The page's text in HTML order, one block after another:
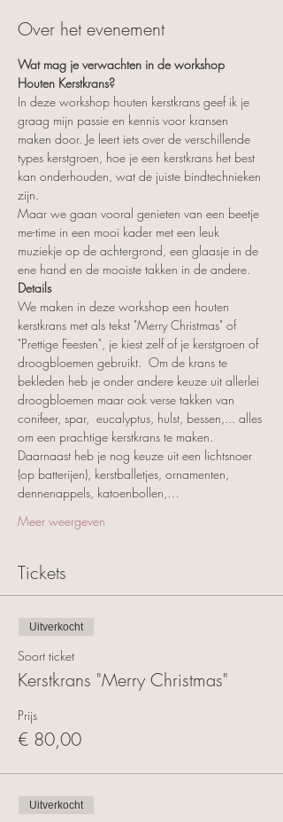
Over het evenement
Wat mag je verwachten in de workshop
Houten Kerstkrans?
In deze workshop houten kerstkrans geef ik je
graag mijn passie en kennis voor kransen
maken door. Je leert iets over de verschillende
types kerstgroen, hoe je een kerstkrans het best
kan onderhouden, wat de juiste bindtechnieken
zijn.
Maar we gaan vooral genieten van een beetje
me-time in een mooi kader met een leuk
muziekje op de achtergrond, een glaasje in de
ene hand en de mooiste takken in de andere.
Details
We maken in deze workshop een houten
kerstkrans met als tekst "Merry Christmas" of
"Prettige Feesten", je kiest zelf of je kerstgroen of
droogbloemen gebruikt.  Om de krans te
bekleden heb je onder andere keuze uit allerlei
droogbloemen maar ook verse takken van
conifeer, spar,  eucalyptus, hulst, bessen,... alles
om een prachtige kerstkrans te maken.
Daarnaast heb je nog keuze uit een lichtsnoer
(op batterijen), kerstballetjes, ornamenten,
dennenappels, katoenbollen,…
Meer weergeven
Tickets
Uitverkocht
Soort ticket
Kerstkrans "Merry Christmas"
Prijs
€ 80,00
Uitverkocht